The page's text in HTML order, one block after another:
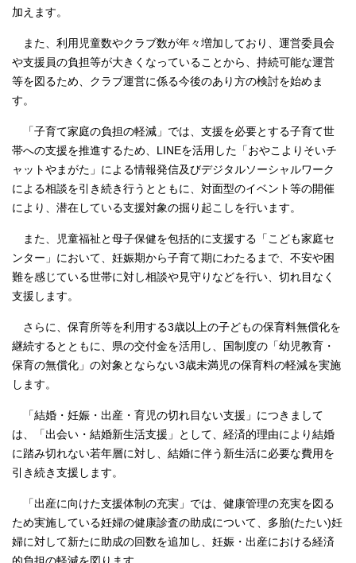
加えます。
また、利用児童数やクラブ数が年々増加しており、運営委員会
や支援員の負担等が大きくなっていることから、持続可能な運営
等を図るため、クラブ運営に係る今後のあり方の検討を始めま
す。
「子育て家庭の負担の軽減」では、支援を必要とする子育て世
帯への支援を推進するため、LINEを活用した「おやこよりそいチ
ャットやまがた」による情報発信及びデジタルソーシャルワーク
による相談を引き続き行うとともに、対面型のイベント等の開催
により、潜在している支援対象の掘り起こしを行います。
また、児童福祉と母子保健を包括的に支援する「こども家庭セ
ンター」において、妊娠期から子育て期にわたるまで、不安や困
難を感じている世帯に対し相談や見守りなどを行い、切れ目なく
支援します。
さらに、保育所等を利用する3歳以上の子どもの保育料無償化を
継続するとともに、県の交付金を活用し、国制度の「幼児教育・
保育の無償化」の対象とならない3歳未満児の保育料の軽減を実施
します。
「結婚・妊娠・出産・育児の切れ目ない支援」につきまして
は、「出会い・結婚新生活支援」として、経済的理由により結婚
に踏み切れない若年層に対し、結婚に伴う新生活に必要な費用を
引き続き支援します。
「出産に向けた支援体制の充実」では、健康管理の充実を図る
ため実施している妊婦の健康診査の助成について、多胎(たたい)妊
婦に対して新たに助成の回数を追加し、妊娠・出産における経済